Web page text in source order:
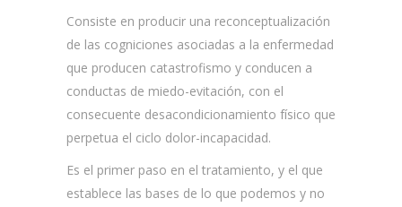
Consiste en producir una reconceptualización
de las cogniciones asociadas a la enfermedad
que producen catastrofismo y conducen a
conductas de miedo-evitación, con el
consecuente desacondicionamiento físico que
perpetua el ciclo dolor-incapacidad.
Es el primer paso en el tratamiento, y el que
establece las bases de lo que podemos y no